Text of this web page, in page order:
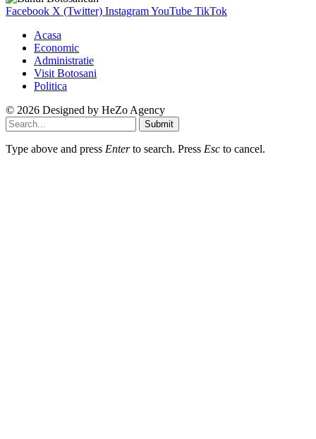
Facebook X (Twitter) InstagramYouTube TikTok
Acasa
Economic
Administratie
Visit Botosani
Politica
© 2026 Designed by HeZo Agency
Submit
Type above and press Enterto search. Press Esc to cancel.